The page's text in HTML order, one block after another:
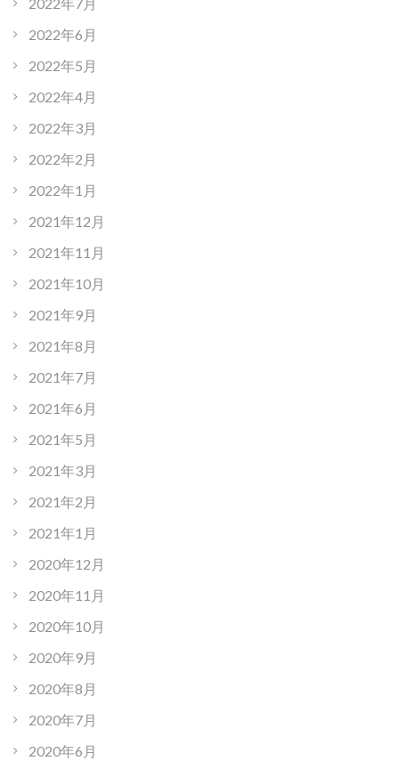
2022年6月
2022年5月
2022年4月
2022年3月
2022年2月
2022年1月
2021年12月
2021年11月
2021年10月
2021年9月
2021年8月
2021年7月
2021年6月
2021年5月
2021年3月
2021年2月
2021年1月
2020年12月
2020年11月
2020年10月
2020年9月
2020年8月
2020年7月
2020年6月